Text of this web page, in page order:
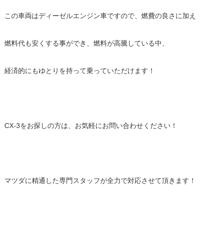
この車両はディーゼルエンジン車ですので、燃費の良さに加え
燃料代も安くする事ができ、燃料が高騰している中、
経済的にもゆとりを持って乗っていただけます！
CX-3をお探しの方は、お気軽にお問い合わせください！
マツダに精通した専門スタッフが全力で対応させて頂きます！